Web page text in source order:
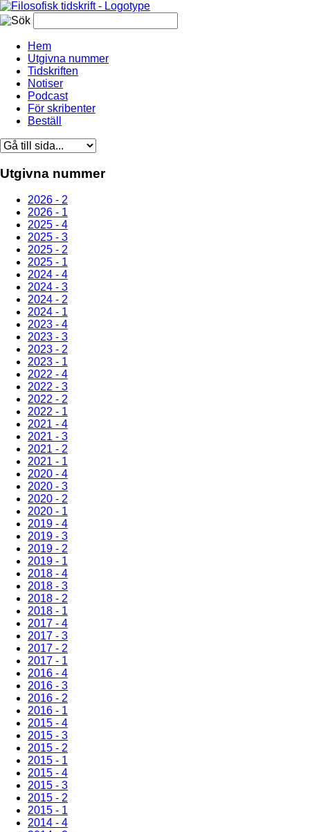
Hem
Utgivna nummer
Tidskriften
Notiser
Podcast
För skribenter
Beställ
Utgivna nummer
2026 - 2
2026 - 1
2025 - 4
2025 - 3
2025 - 2
2025 - 1
2024 - 4
2024 - 3
2024 - 2
2024 - 1
2023 - 4
2023 - 3
2023 - 2
2023 - 1
2022 - 4
2022 - 3
2022 - 2
2022 - 1
2021 - 4
2021 - 3
2021 - 2
2021 - 1
2020 - 4
2020 - 3
2020 - 2
2020 - 1
2019 - 4
2019 - 3
2019 - 2
2019 - 1
2018 - 4
2018 - 3
2018 - 2
2018 - 1
2017 - 4
2017 - 3
2017 - 2
2017 - 1
2016 - 4
2016 - 3
2016 - 2
2016 - 1
2015 - 4
2015 - 3
2015 - 2
2015 - 1
2015 - 4
2015 - 3
2015 - 2
2015 - 1
2014 - 4